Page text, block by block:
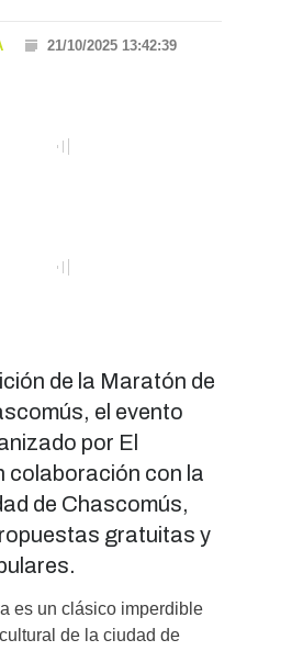
21/10/2025 13:42:39
de la Maratón de
el evento
por El
colaboración con la
de Chascomús,
gratuitas y
es un clásico imperdible
de la ciudad de